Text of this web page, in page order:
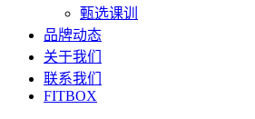
甄选课训
品牌动态
关于我们
联系我们
FITBOX